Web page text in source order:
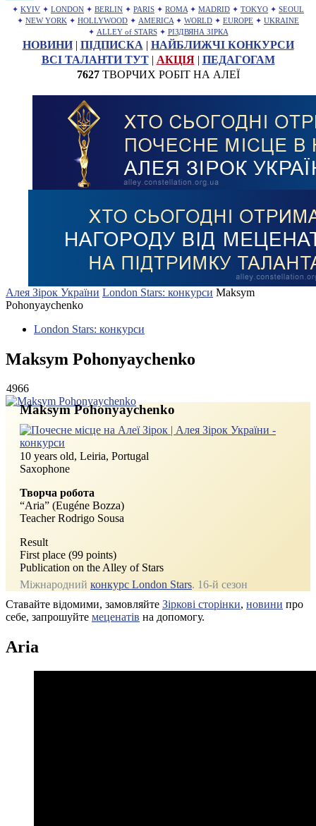
✦ KYIV ✦ LONDON ✦ BERLIN ✦ PARIS ✦ ROMA ✦ MADRID ✦ TOKYO ✦ SEOUL
✦ NEW YORK ✦ HOLLYWOOD ✦ AMERICA ✦ WORLD ✦ EUROPE ✦ UKRAINE
✦ ALLEY of STARS ✦ РІЗДВЯНА ЗІРКА
НОВИНИ| ПІДПИСКА | НАЙБЛИЖЧІ КОНКУРСИ
ВСІ ТАЛАНТИ ТУТ| АКЦІЯ| ПЕДАГОГАМ
7627ТВОРЧИХ РОБІТ НА АЛЕЇ
Алея Зірок України London Stars: конкурси Maksym
Pohonyaychenko
London Stars: конкурси
Maksym Pohonyaychenko
4966
Maksym Pohonyaychenko
10 years old, Leiria, Portugal
Saxophone
Творча робота
“Aria” (Eugéne Bozza)
Teacher Rodrigo Sousa
Result
First place (99 points)
Publication on the Alley of Stars
Міжнародний конкурс London Stars. 16‑й сезон
Ставайте відомими, замовляйте Зіркові сторінки, новини про
себе, запрошуйте меценатів на допомогу.
Aria